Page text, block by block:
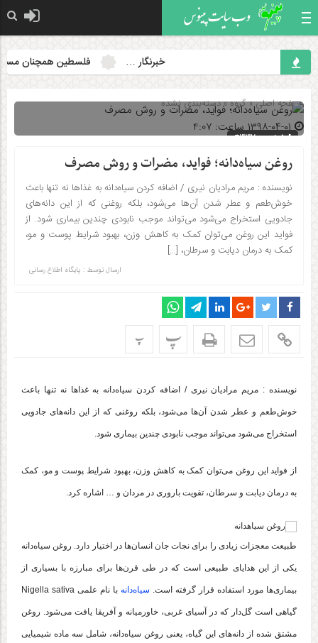
خبرنگار … فلسطین همچنان مسئله
صفحه اصلی» گروه »دسته‌بندی نشده
۱۳۹۸-۰۴-۰۱ ساعت: 4:07
شناسه : 4337
روغن سیاه‌دانه؛ فواید، مضرات و روش مصرف
نویسنده : مریم مرادیان نیری / اضافه کردن سیاه‌دانه به غذاها نه تنها باعث
خوش‌طعم و عطر شدن آن‌ها می‌شود، بلکه روغنی که از این دانه‌های
جادویی استخراج می‌شود می‌تواند موجب نابودی چندین بیماری شود. از
فواید این روغن می‌توان کمک به کاهش وزن، بهبود شرایط پوست و مو،
کمک به درمان دیابت و سرطان، […]
ارسال توسط : پایگاه اطلاع رسانی
پ پ
نویسنده : مریم مرادیان نیری / اضافه کردن سیاه‌دانه به غذاها نه تنها باعث
خوش‌طعم و عطر شدن آن‌ها می‌شود، بلکه روغنی که از این دانه‌های جادویی
استخراج می‌شود می‌تواند موجب نابودی چندین بیماری شود.
از فواید این روغن می‌توان کمک به کاهش وزن، بهبود شرایط پوست و مو، کمک
به درمان دیابت و سرطان، تقویت باروری در مردان و … اشاره کرد.
طبیعت معجزات زیادی را برای نجات جان انسان‌ها در اختیار دارد. روغن سیاه‌دانه
یکی از این هدایای طبیعی است که در طی قرن‌ها برای مبارزه با بسیاری از
بیماری‌ها مورد استفاده قرار گرفته است. سیاه‌دانه با نام علمی Nigella sativa
گیاهی است گل‌دار که در آسیای غربی، خاورمیانه و آفریقا یافت می‌شود. روغن
مشتق شده از دانه‌های این گیاه، یعنی روغن سیاه‌دانه، شامل سه ماده شیمیایی